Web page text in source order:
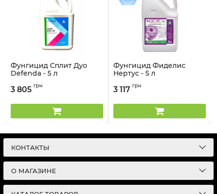
Фунгицид Сплит Дуо
Defenda - 5 л
3 805 грн
Фунгицид Фиделис
Нертус - 5 л
3 117 грн
КОНТАКТЫ
О МАГАЗИНЕ